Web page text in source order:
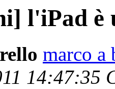
l'iPad è
marco a
14:47:35